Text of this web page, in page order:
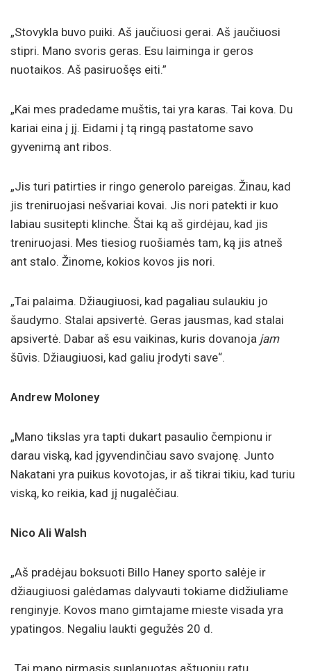
„Stovykla buvo puiki. Aš jaučiuosi gerai. Aš jaučiuosi
stipri. Mano svoris geras. Esu laiminga ir geros
nuotaikos. Aš pasiruošęs eiti.”
„Kai mes pradedame muštis, tai yra karas. Tai kova. Du
kariai eina į jį. Eidami į tą ringą pastatome savo
gyvenimą ant ribos.
„Jis turi patirties ir ringo generolo pareigas. Žinau, kad
jis treniruojasi nešvariai kovai. Jis nori patekti ir kuo
labiau susitepti klinche. Štai ką aš girdėjau, kad jis
treniruojasi. Mes tiesiog ruošiamės tam, ką jis atneš
ant stalo. Žinome, kokios kovos jis nori.
„Tai palaima. Džiaugiuosi, kad pagaliau sulaukiu jo
šaudymo. Stalai apsivertė. Geras jausmas, kad stalai
apsivertė. Dabar aš esu vaikinas, kuris dovanoja jam
šūvis. Džiaugiuosi, kad galiu įrodyti save“.
Andrew Moloney
„Mano tikslas yra tapti dukart pasaulio čempionu ir
darau viską, kad įgyvendinčiau savo svajonę. Junto
Nakatani yra puikus kovotojas, ir aš tikrai tikiu, kad turiu
viską, ko reikia, kad jį nugalėčiau.
Nico Ali Walsh
„Aš pradėjau boksuoti Billo Haney sporto salėje ir
džiaugiuosi galėdamas dalyvauti tokiame didžiuliame
renginyje. Kovos mano gimtajame mieste visada yra
ypatingos. Negaliu laukti gegužės 20 d.
„Tai mano pirmasis suplanuotas aštuonių ratų